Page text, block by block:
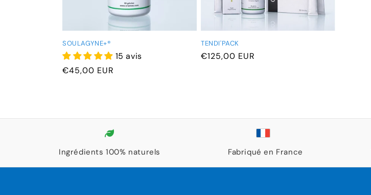
SOULAGYNE+®
15 avis
Prix
€45,00 EUR
TENDI'PACK
Prix
€125,00 EUR
Ingrédients 100% naturels Fabriqué en France